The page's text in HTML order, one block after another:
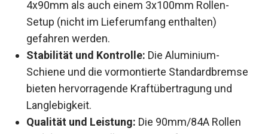
einstellbare Passform.
Vielseitigkeit:Der Skate kann sowohl mit
einem 4x90mm als auch einem 3x100mm
Rollen-Setup (nicht im Lieferumfang
enthalten) gefahren werden.
Stabilität und Kontrolle:Die Aluminium-
Schiene und die vormontierte
Standardbremse bieten hervorragende